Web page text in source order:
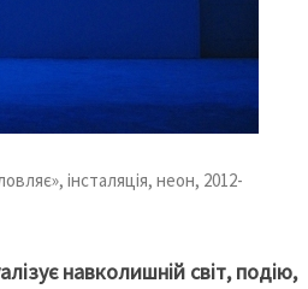
інсталяція, неон, 2012-
навколишній світ, подію,